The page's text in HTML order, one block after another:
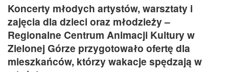
Koncerty młodych artystów, warsztaty i
zajęcia dla dzieci oraz młodzieży –
Regionalne Centrum Animacji Kultury w
Zielonej Górze przygotowało ofertę dla
mieszkańców, którzy wakacje spędzają w